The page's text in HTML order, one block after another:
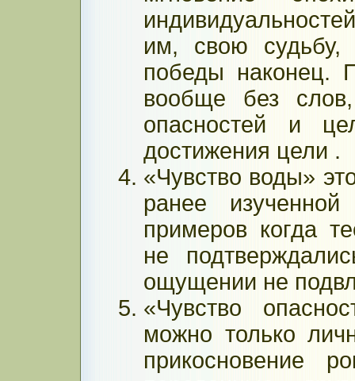
им, свою судьбу,
победы наконец.
вообще без
опасностей и
достижения цели .
«Чувство воды»
ранее
примеров когда
не
ощущении не
«Чувство
можно только
прикосновение